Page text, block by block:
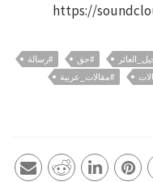
https://
#حق
#رسالة
#مقالات_عربية